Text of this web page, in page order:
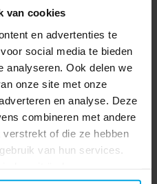
van cookies
en advertenties te
social media te bieden
analyseren. Ook delen we
onze site met onze
en analyse. Deze
combineren met andere
of die ze hebben
van hun services.
met stoere afbeeldingen uit
De hoedjes zijn ca. 19 cm
goed zitten dankzij een
elastiek.
- Uitdeelzakjes van
met stoere afbeeldingen